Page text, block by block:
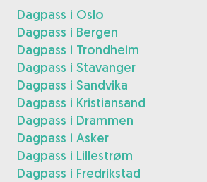
Dagpass i Oslo
Dagpass i Bergen
Dagpass i Trondheim
Dagpass i Stavanger
Dagpass i Sandvika
Dagpass i Kristiansand
Dagpass i Drammen
Dagpass i Asker
Dagpass i Lillestrøm
Dagpass i Fredrikstad